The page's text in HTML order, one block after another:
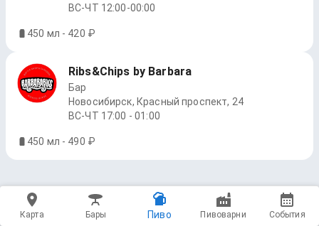
ВС-ЧТ 12:00-00:00
450 мл - 420 ₽
Ribs&Chips by Barbara
Бар
Новосибирск, Красный проспект, 24
ВС-ЧТ 17:00 - 01:00
450 мл - 490 ₽
Карта Бары Пиво Пивоварни События